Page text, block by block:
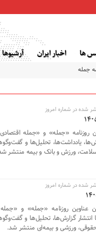
ها اخبار ایران آرشیوها
جمله
شده در شماره امروز
انتشار گزارش‌ها، یادداشت‌ها، تحلیل‌ها و
ورزش و بانک و بیمه منتشر
شده در شماره امروز
عناوین روزنامه «جمله» و
۷ مردادماه ۱۴۰۵ با انتشار گزارش‌ها، تحلیل‌ها
ورزشی و بیمه‌ای منتشر شد.